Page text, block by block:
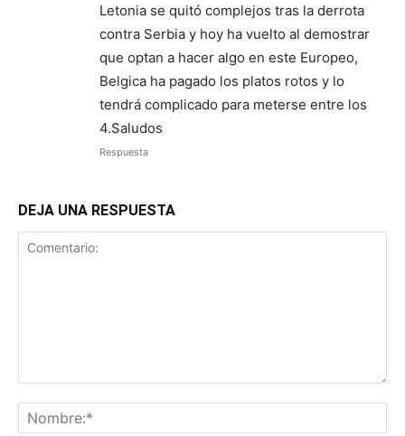
Letonia se quitó complejos tras la derrota
contra Serbia y hoy ha vuelto al demostrar
que optan a hacer algo en este Europeo,
Belgica ha pagado los platos rotos y lo
tendrá complicado para meterse entre los
4.Saludos
Respuesta
DEJA UNA RESPUESTA